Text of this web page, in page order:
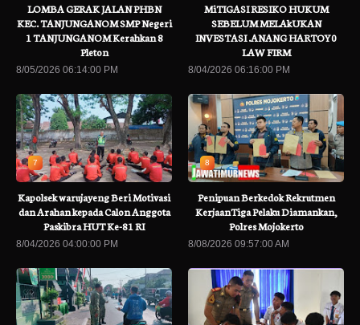
LOMBA GERAK JALAN PHBN
KEC. TANJUNGANOM SMP Negeri
1 TANJUNGANOM Kerahkan 8
Pleton
8/05/2026 06:14:00 PM
MiTIGASI RESIKO HUKUM
SEBELUM MELAkUKAN
INVESTASI .ANANG HARTOY0
LAW FIRM
8/04/2026 06:16:00 PM
7
Kapolsek warujayeng Beri Motivasi
dan Arahan kepada Calon Anggota
Paskibra HUT Ke-81 RI
8/04/2026 04:00:00 PM
8
Penipuan Berkedok Rekrutmen
KerjaanTiga Pelaku Diamankan,
Polres Mojokerto
8/08/2026 09:57:00 AM